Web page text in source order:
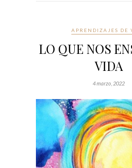
APRENDIZAJES DE
LO QUE NOS
VIDA
4 marzo, 2022